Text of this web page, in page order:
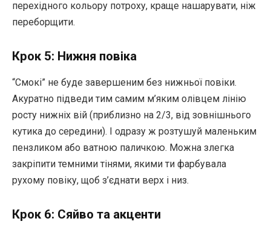
перехідного кольору потроху, краще нашарувати, ніж
переборщити.
Крок 5: Нижня повіка
“Смокі” не буде завершеним без нижньої повіки.
Акуратно підведи тим самим м’яким олівцем лінію
росту нижніх вій (приблизно на 2/3, від зовнішнього
кутика до середини). І одразу ж розтушуй маленьким
пензликом або ватною паличкою. Можна злегка
закріпити темними тінями, якими ти фарбувала
рухому повіку, щоб з’єднати верх і низ.
Крок 6: Сяйво та акценти